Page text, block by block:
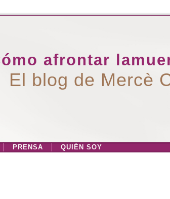
afrontar
El blog de Mercè
PRENSA QUIÉN SOY